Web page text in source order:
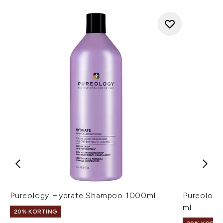
Pureology Hydrate Shampoo 1000ml
20% KORTING
ml